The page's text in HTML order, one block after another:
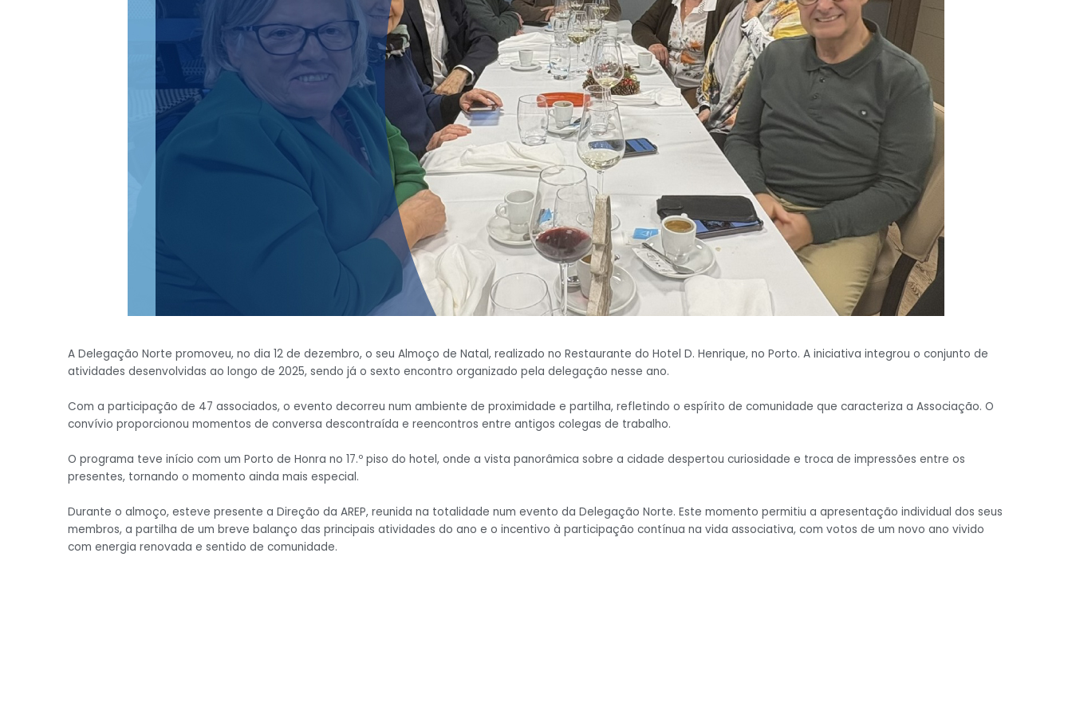
A Delegação Norte promoveu, no dia 12 de dezembro, o seu Almoço de Natal, realizado no Restaurante do Hotel D. Henrique, no Porto. A iniciativa integrou o conjunto de
atividades desenvolvidas ao longo de 2025, sendo já o sexto encontro organizado pela delegação nesse ano.
Com a participação de 47 associados, o evento decorreu num ambiente de proximidade e partilha, refletindo o espírito de comunidade que caracteriza a Associação. O
convívio proporcionou momentos de conversa descontraída e reencontros entre antigos colegas de trabalho.
O programa teve início com um Porto de Honra no 17.º piso do hotel, onde a vista panorâmica sobre a cidade despertou curiosidade e troca de impressões entre os
presentes, tornando o momento ainda mais especial.
Durante o almoço, esteve presente a Direção da AREP, reunida na totalidade num evento da Delegação Norte. Este momento permitiu a apresentação individual dos seus
membros, a partilha de um breve balanço das principais atividades do ano e o incentivo à participação contínua na vida associativa, com votos de um novo ano vivido
com energia renovada e sentido de comunidade.